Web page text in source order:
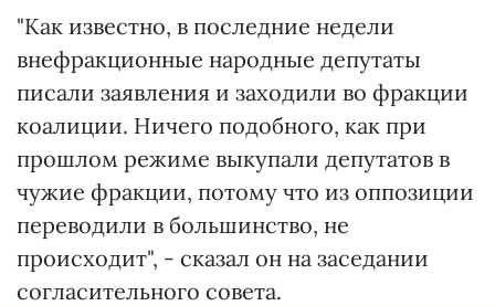
"Как известно, в последние недели
внефракционные народные депутаты
писали заявления и заходили во фракции
коалиции. Ничего подобного, как при
прошлом режиме выкупали депутатов в
чужие фракции, потому что из оппозиции
переводили в большинство, не
происходит", - сказал он на заседании
согласительного совета.